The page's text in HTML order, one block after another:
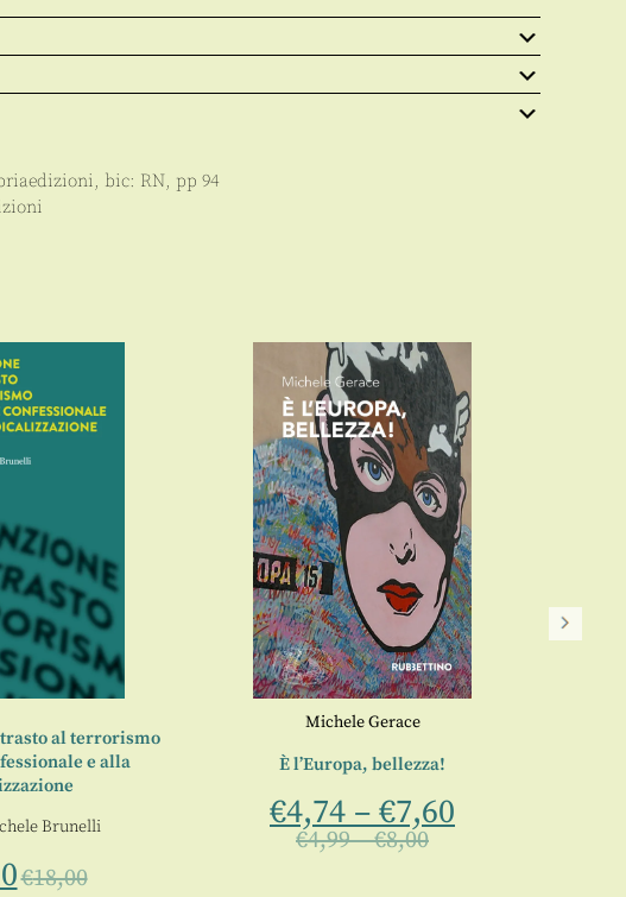
, bic: RN, pp 94
al terrorismo
e alla
Brunelli
€18,00
Michele Gerace
È l’Europa, bellezza!
€4,74 – €7,60
€4,99–€8,00